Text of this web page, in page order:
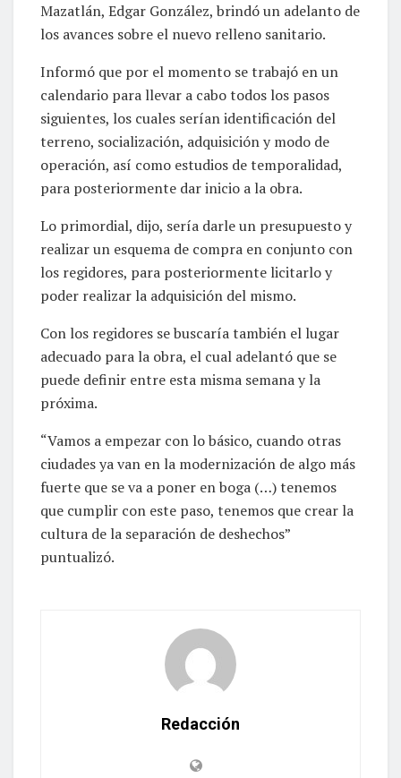
Mazatlán, Edgar González, brindó un adelanto de
los avances sobre el nuevo relleno sanitario.
Informó que por el momento se trabajó en un
calendario para llevar a cabo todos los pasos
siguientes, los cuales serían identificación del
terreno, socialización, adquisición y modo de
operación, así como estudios de temporalidad,
para posteriormente dar inicio a la obra.
Lo primordial, dijo, sería darle un presupuesto y
realizar un esquema de compra en conjunto con
los regidores, para posteriormente licitarlo y
poder realizar la adquisición del mismo.
Con los regidores se buscaría también el lugar
adecuado para la obra, el cual adelantó que se
puede definir entre esta misma semana y la
próxima.
“Vamos a empezar con lo básico, cuando otras
ciudades ya van en la modernización de algo más
fuerte que se va a poner en boga (…) tenemos
que cumplir con este paso, tenemos que crear la
cultura de la separación de deshechos”
puntualizó.
Redacción